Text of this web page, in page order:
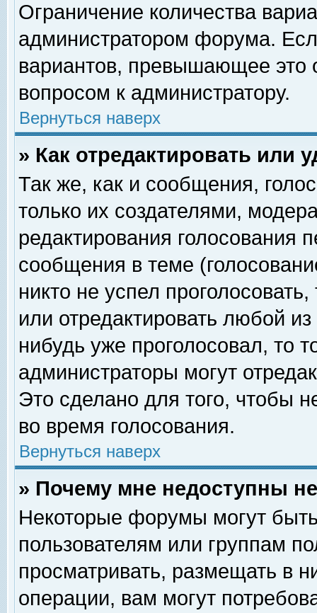
Ограничение количества
администратором форума.
вариантов, превышающее это
вопросом к администратору.
Вернуться наверх
» Как отредактировать или
Так же, как и сообщения,
только их создателями,
редактирования голосования
сообщения в теме
никто не успел
или отредактировать любой
нибудь уже проголосовал, то
администраторы могут
Это сделано для того, чтобы
во время голосования.
Вернуться наверх
» Почему мне недоступны
Некоторые форумы могут
пользователям или группам
просматривать, размещать в
операции, вам могут